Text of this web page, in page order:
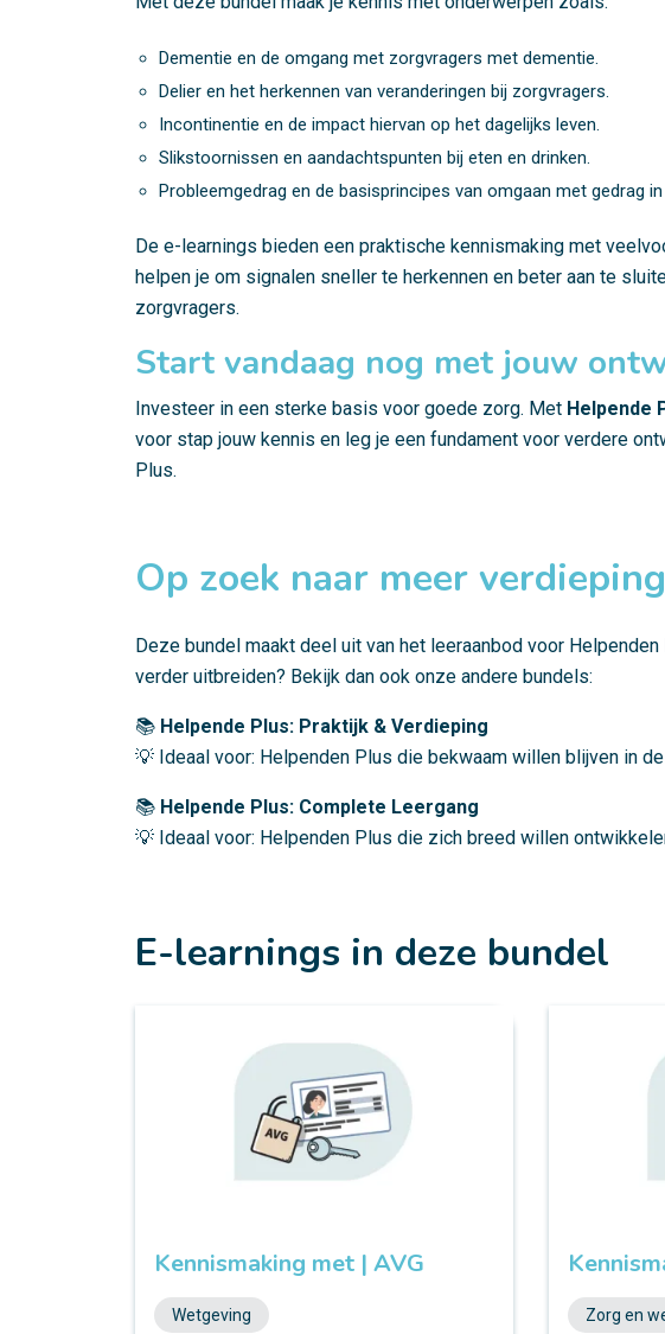
Dementie en de omgang met zorgvragers met dementie.
Delier en het herkennen van veranderingen bij zorgvragers.
Incontinentie en de impact hiervan op het dagelijks leven.
Slikstoornissen en aandachtspunten bij eten en drinken.
Probleemgedrag en de basisprincipes van omgaan met gedrag
De e-learnings bieden een praktische kennismaking met
helpen je om signalen sneller te herkennen en beter aan te
zorgvragers.
Start vandaag nog met jouw
Investeer in een sterke basis voor goede zorg. Met Helpende
voor stap jouw kennis en leg je een fundament voor verdere
Plus.
Op zoek naar meer
Deze bundel maakt deel uit van het leeraanbod voor
verder uitbreiden? Bekijk dan ook onze andere bundels:
📚 Helpende Plus: Praktijk & Verdieping
💡 Ideaal voor: Helpenden Plus die bekwaam willen blijven in
📚 Helpende Plus: Complete Leergang
💡 Ideaal voor: Helpenden Plus die zich breed willen
E-learnings in deze bundel
Kennismaking met | AVG
Wetgeving Zorg en